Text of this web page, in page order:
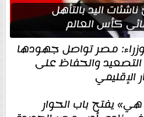
اليد بالتأهل
كأس العالم
مصر تواصل جهودها
والحفاظ على
الإقليمي
يفتح باب الحوار